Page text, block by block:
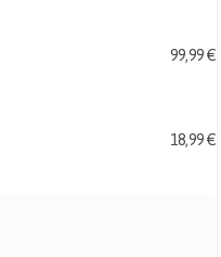
99,99 €
18,99 €